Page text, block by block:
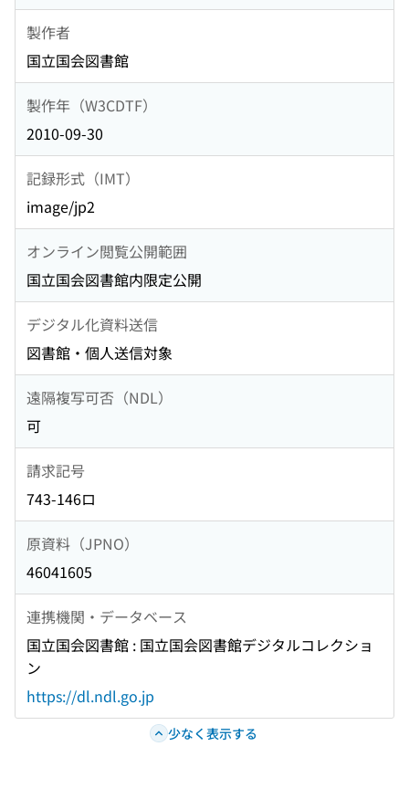
製作者
国立国会図書館
製作年（W3CDTF）
2010-09-30
記録形式（IMT）
image/jp2
オンライン閲覧公開範囲
国立国会図書館内限定公開
デジタル化資料送信
図書館・個人送信対象
遠隔複写可否（NDL）
可
請求記号
743-146ロ
原資料（JPNO）
46041605
連携機関・データベース
国立国会図書館 : 国立国会図書館デジタルコレクショ
ン
https://dl.ndl.go.jp
少なく表示する